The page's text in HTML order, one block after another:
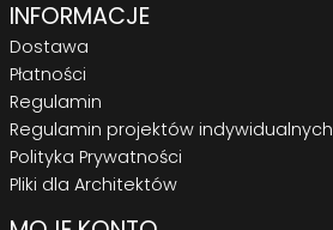
INFORMACJE
Dostawa
Płatności
Regulamin
Regulamin projektów indywidualnych
Polityka Prywatności
Pliki dla Architektów